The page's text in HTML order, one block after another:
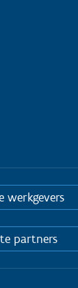
werkgevers
partners